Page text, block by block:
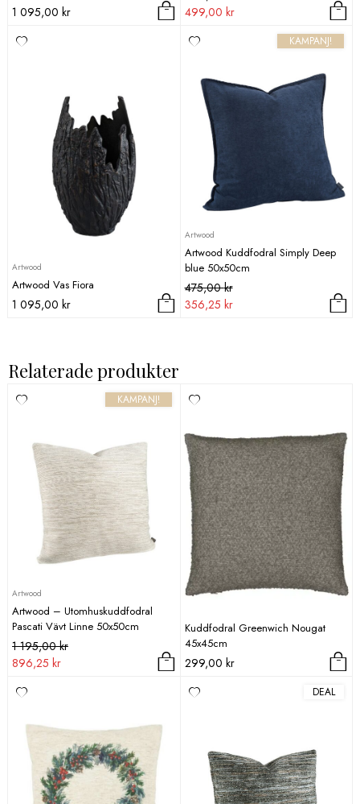
1 095,00 kr
ursprungliga
var:
499,00 kr
nuvarande
är:
Artwood
Artwood Vas Fiora
1 095,00 kr
KAMPANJ!
Artwood
Artwood Kuddfodral Simply Deep
blue 50x50cm
475,00kr
Det
ursprungliga
356,25 kr
Det
nuvarande
Relaterade produkter
KAMPANJ!
Artwood
Artwood – Utomhuskuddfodral
Pascati Vävt Linne 50x50cm
1 195,00kr
Det
ursprungliga
var:
195,00 kr.
896,25 kr
Det
nuvarande
är:
Kuddfodral Greenwich Nougat
45x45cm
299,00 kr
DEAL